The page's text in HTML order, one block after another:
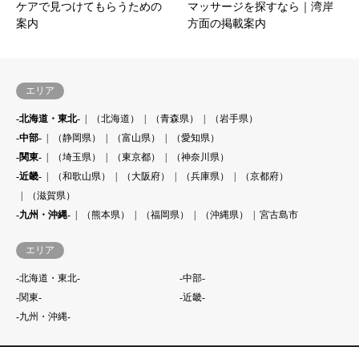
ケアで見つけてもらうための
案内
マッサージを探すなら｜湾岸
方面の掲載案内
エリア
-北海道・東北- （北海道） （青森県）
（岩手県）
-中部-
（静岡県） （富山県）
（愛知県）
-関東-
（埼玉県） （東京都）
（神奈川県）
-近畿-
（和歌山県） （大阪府） （兵庫県）
（京都府）
（滋賀県）
-九州・沖縄-
（熊本県） （福岡県） （沖縄県） 宮古島市
エリア
-北海道・東北-
-中部-
-関東-
-近畿-
-九州・沖縄-